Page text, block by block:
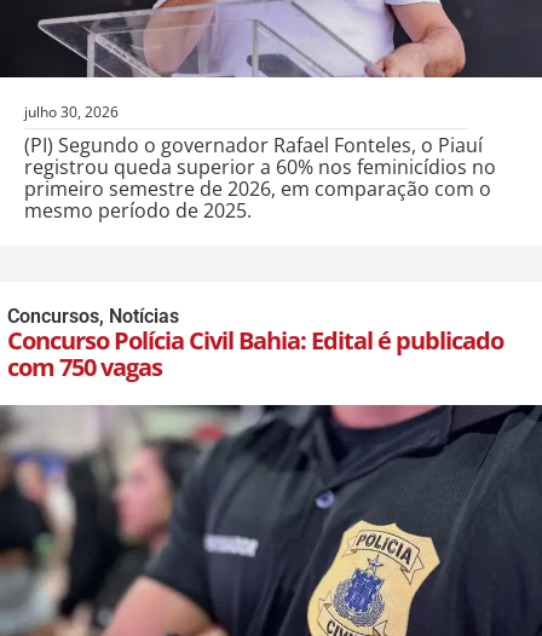
julho 30, 2026
(PI) Segundo o governador Rafael Fonteles, o Piauí
registrou queda superior a 60% nos feminicídios no
primeiro semestre de 2026, em comparação com o
mesmo período de 2025.
Concursos, Notícias
Concurso Polícia Civil Bahia: Edital é publicado
com 750 vagas